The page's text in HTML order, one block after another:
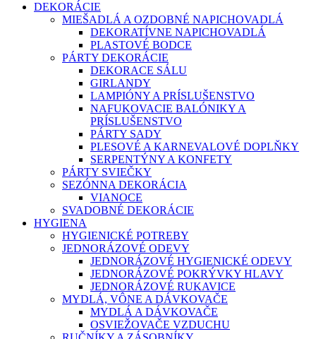
DEKORÁCIE
MIEŠADLÁ A OZDOBNÉ NAPICHOVADLÁ
DEKORATÍVNE NAPICHOVADLÁ
PLASTOVÉ BODCE
PÁRTY DEKORÁCIE
DEKORACE SÁLU
GIRLANDY
LAMPIÓNY A PRÍSLUŠENSTVO
NAFUKOVACIE BALÓNIKY A
PRÍSLUŠENSTVO
PÁRTY SADY
PLESOVÉ A KARNEVALOVÉ DOPLŇKY
SERPENTÝNY A KONFETY
PÁRTY SVIEČKY
SEZÓNNA DEKORÁCIA
VIANOCE
SVADOBNÉ DEKORÁCIE
HYGIENA
HYGIENICKÉ POTREBY
JEDNORÁZOVÉ ODEVY
JEDNORÁZOVÉ HYGIENICKÉ ODEVY
JEDNORÁZOVÉ POKRÝVKY HLAVY
JEDNORÁZOVÉ RUKAVICE
MYDLÁ, VÔNE A DÁVKOVAČE
MYDLÁ A DÁVKOVAČE
OSVIEŽOVAČE VZDUCHU